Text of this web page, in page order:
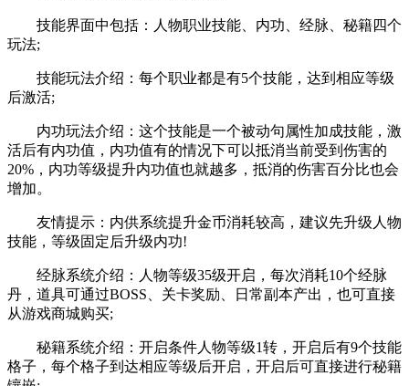
技能界面中包括：人物职业技能、内功、经脉、秘籍四个
玩法;
技能玩法介绍：每个职业都是有5个技能，达到相应等级
后激活;
内功玩法介绍：这个技能是一个被动句属性加成技能，激
活后有内功值，内功值有的情况下可以抵消当前受到伤害的
20%，内功等级提升内功值也就越多，抵消的伤害百分比也会
增加。
友情提示：内供系统提升金币消耗较高，建议先升级人物
技能，等级固定后升级内功!
经脉系统介绍：人物等级35级开启，每次消耗10个经脉
丹，道具可通过BOSS、关卡奖励、日常副本产出，也可直接
从游戏商城购买;
秘籍系统介绍：开启条件人物等级1转，开启后有9个技能
格子，每个格子到达相应等级后开启，开启后可直接进行秘籍